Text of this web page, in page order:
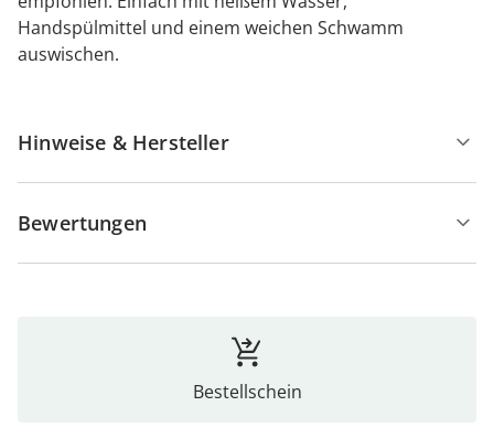
Handspülmittel und einem weichen Schwamm
auswischen.
Hinweise & Hersteller
Bewertungen
Bestellschein